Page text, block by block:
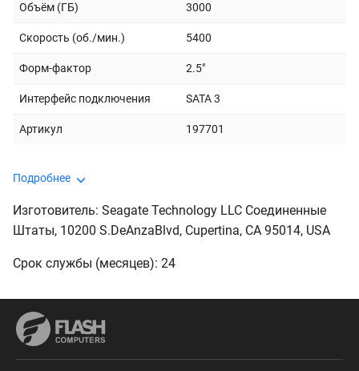
Объём (ГБ) 3000
Скорость (об./мин.) 5400
Форм-фактор 2.5"
Интерфейс подключения SATA 3
Артикул 197701
Подробнее
Изготовитель: Seagate Technology LLC Соединенные
Штаты, 10200 S.DeAnzaBlvd, Cupertina, CA 95014, USA
Срок службы (месяцев): 24